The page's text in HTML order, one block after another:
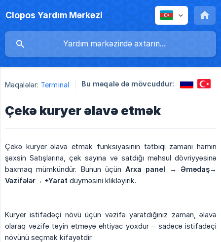
Clopos Yardım Mərkəzi
Məqalələr: Terminal Bu məqalə də mövcuddur:
Çekə kuryer əlavə etmək
Çekə kuryer əlavə etmək funksiyasının tətbiqi zamanı həmin
şəxsin Satışlarına, çek sayına və satdığı məhsul dövriyyəsinə
baxmaq mümkündür. Bunun üçünArxa panel → Əmədaş→
Vəzifələr→ +Yarat düyməsini klikləyirik.
Kuryer istifadəçi növü üçün vəzifə yaratdığınız zaman, əlavə
olaraq vəzifə təyin etməyə ehtiyac yoxdur – sadəcə istifadəçi
növünü seçmək kifayətdir.